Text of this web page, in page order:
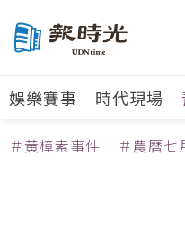
娛樂賽事 時代現場
＃黃樟素事件 ＃農曆七